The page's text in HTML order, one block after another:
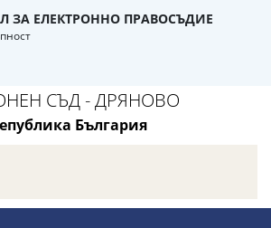
ЗА ЕЛЕКТРОННО ПРАВОСЪДИЕ
СЪД - ДРЯНОВО
България